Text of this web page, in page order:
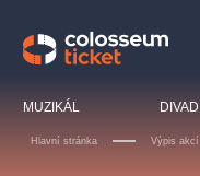
MUZIKÁL
Hlavní stránka Výpis akcí